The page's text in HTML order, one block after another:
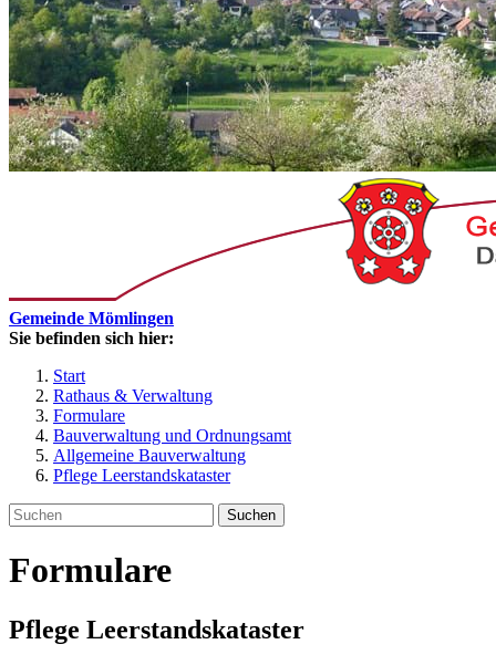
Gemeinde Mömlingen
Sie befinden sich hier:
Start
Rathaus & Verwaltung
Formulare
Bauverwaltung und Ordnungsamt
Allgemeine Bauverwaltung
Pflege Leerstandskataster
Suchen
Formulare
Pflege Leerstandskataster